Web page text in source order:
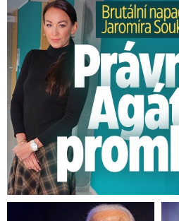
Brutální napadení Soukupa.